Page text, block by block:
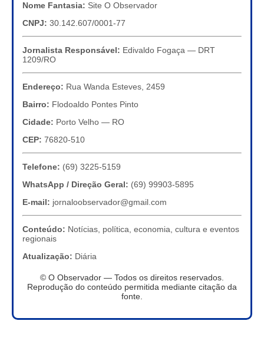
Nome Fantasia: Site O Observador
CNPJ: 30.142.607/0001-77
Jornalista Responsável: Edivaldo Fogaça — DRT
1209/RO
Endereço: Rua Wanda Esteves, 2459
Bairro: Flodoaldo Pontes Pinto
Cidade: Porto Velho — RO
CEP: 76820-510
Telefone: (69) 3225-5159
WhatsApp / Direção Geral: (69) 99903-5895
E-mail: jornaloobservador@gmail.com
Conteúdo: Notícias, política, economia, cultura e eventos
regionais
Atualização: Diária
© O Observador — Todos os direitos reservados.
Reprodução do conteúdo permitida mediante citação da
fonte.